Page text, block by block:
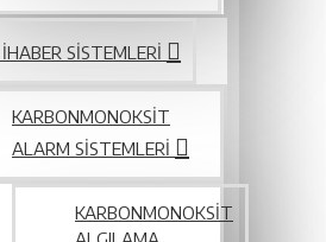
SISTEMLERI
KARBONMONOKSIT
ALARM SISTEMLERI
KARBONMONOKSIT